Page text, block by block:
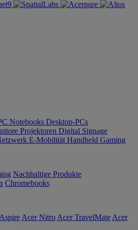
Notebooks Desktop-PCs
Projektoren Digital Signage
E-Mobilität Handheld Gaming
Nachhaltige Produkte
Chromebooks
Acer Nitro Acer TravelMate Acer